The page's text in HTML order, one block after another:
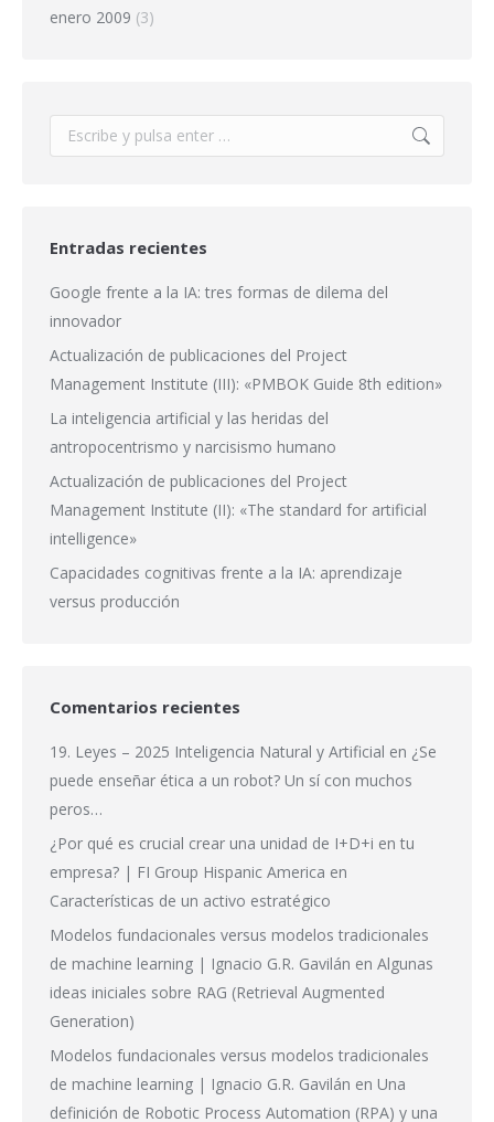
enero 2009 (3)
Buscar:
Entradas recientes
Google frente a la IA: tres formas de dilema del
innovador
Actualización de publicaciones del Project
Management Institute (III): «PMBOK Guide 8th edition»
La inteligencia artificial y las heridas del
antropocentrismo y narcisismo humano
Actualización de publicaciones del Project
Management Institute (II): «The standard for artificial
intelligence»
Capacidades cognitivas frente a la IA: aprendizaje
versus producción
Comentarios recientes
19. Leyes – 2025 Inteligencia Natural y Artificial en ¿Se
puede enseñar ética a un robot? Un sí con muchos
peros…
¿Por qué es crucial crear una unidad de I+D+i en tu
empresa? | FI Group Hispanic America en
Características de un activo estratégico
Modelos fundacionales versus modelos tradicionales
de machine learning | Ignacio G.R. Gavilán en Algunas
ideas iniciales sobre RAG (Retrieval Augmented
Generation)
Modelos fundacionales versus modelos tradicionales
de machine learning | Ignacio G.R. Gavilán en Una
definición de Robotic Process Automation (RPA) y una